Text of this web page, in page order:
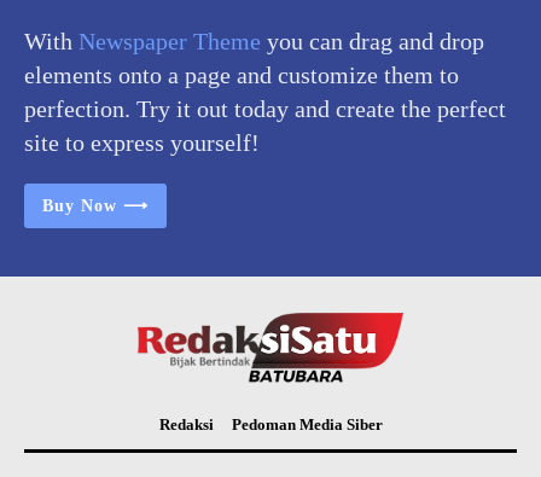
With Newspaper Theme you can drag and drop
elements onto a page and customize them to
perfection. Try it out today and create the perfect
site to express yourself!
Buy Now ⟶
Redaksi Pedoman Media Siber